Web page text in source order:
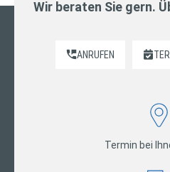
Wir beraten Sie gern.
ANRUFEN
Termin bei